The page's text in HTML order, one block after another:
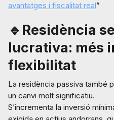
avantatges i fiscalitat real”
🔹Residència
lucrativa: més
flexibilitat
La residència passiva també
un canvi molt significatiu.
S’incrementa la inversió